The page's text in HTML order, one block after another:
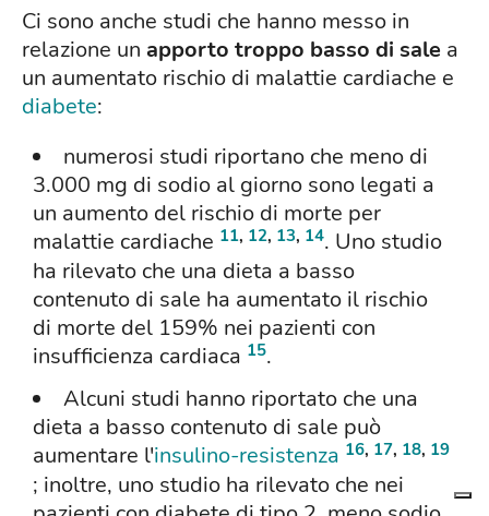
Ci sono anche studi che hanno messo in
relazione un apporto troppo basso di sale a
un aumentato rischio di malattie cardiache e
diabete:
numerosi studi riportano che meno di
3.000 mg di sodio al giorno sono legati a
un aumento del rischio di morte per
malattie cardiache 11, 12, 13, 14. Uno studio
ha rilevato che una dieta a basso
contenuto di sale ha aumentato il rischio
di morte del 159% nei pazienti con
insufficienza cardiaca 15.
Alcuni studi hanno riportato che una
dieta a basso contenuto di sale può
aumentare l'insulino-resistenza 16, 17, 18, 19
; inoltre, uno studio ha rilevato che nei